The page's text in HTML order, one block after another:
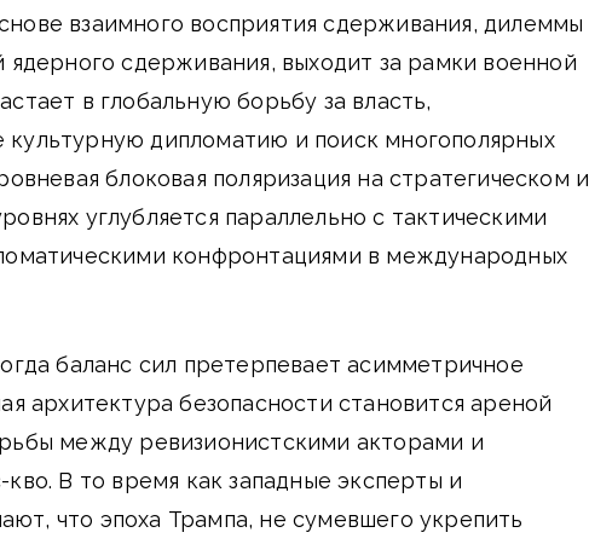
взаимного восприятия сдерживания, дилеммы
ядерного сдерживания, выходит за рамки военной
в глобальную борьбу за власть,
дипломатию и поиск многополярных
блоковая поляризация на стратегическом и
углубляется параллельно с тактическими
конфронтациями в международных
баланс сил претерпевает асимметричное
архитектура безопасности становится ареной
между ревизионистскими акторами и
В то время как западные эксперты и
что эпоха Трампа, не сумевшего укрепить